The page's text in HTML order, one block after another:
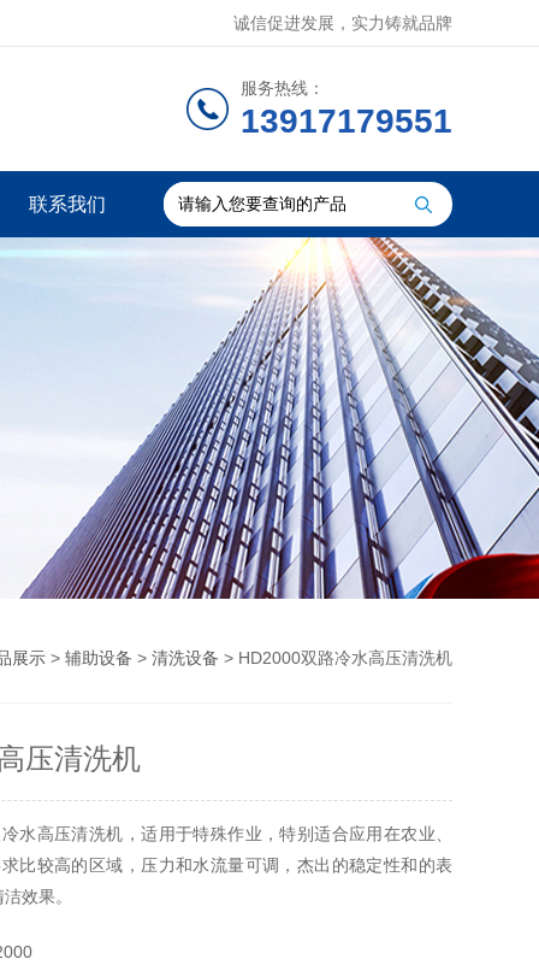
诚信促进发展，实力铸就品牌
服务热线：
13917179551
联系我们
展示 > 辅助设备 > 清洗设备 > HD2000双路冷水高压清洗机
压清洗机
水高压清洗机，适用于特殊作业，特别适合应用在农业、
比较高的区域，压力和水流量可调，杰出的稳定性和的表
效果。